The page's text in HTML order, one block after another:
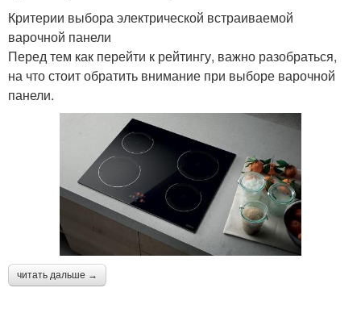
Критерии выбора электрической встраиваемой
варочной панели
Перед тем как перейти к рейтингу, важно разобраться,
на что стоит обратить внимание при выборе варочной
панели.
читать дальше →